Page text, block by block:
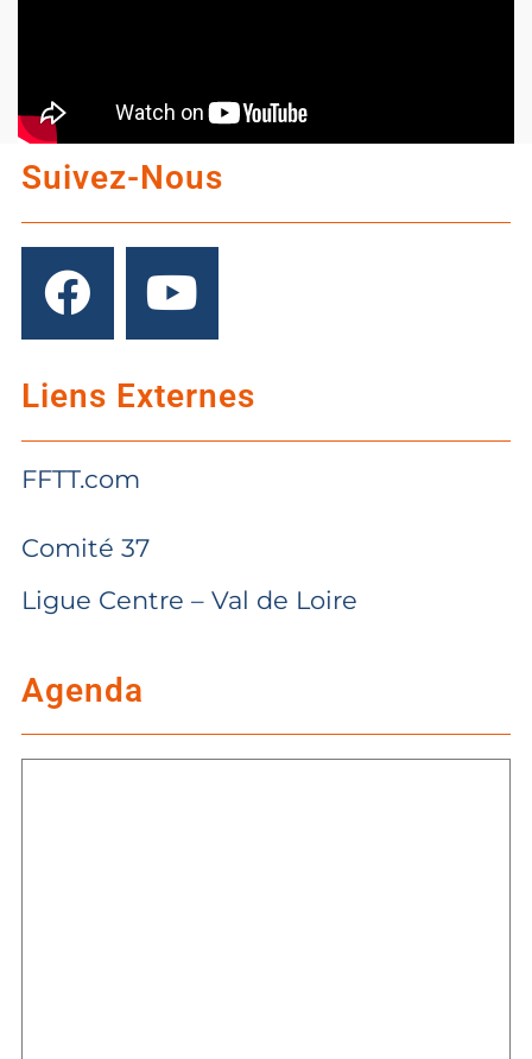
Suivez-Nous
Liens Externes
FFTT.com
Comité 37
Ligue Centre – Val de Loire
Agenda